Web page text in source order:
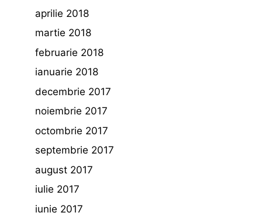
aprilie 2018
martie 2018
februarie 2018
ianuarie 2018
decembrie 2017
noiembrie 2017
octombrie 2017
septembrie 2017
august 2017
iulie 2017
iunie 2017